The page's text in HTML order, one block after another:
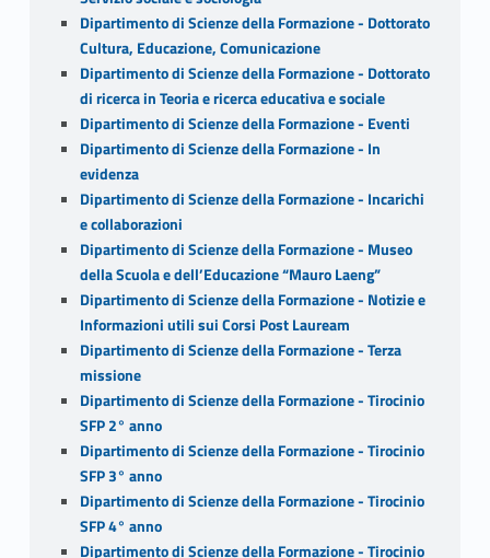
Dipartimento di Scienze della Formazione - Dottorato
Cultura, Educazione, Comunicazione
Dipartimento di Scienze della Formazione - Dottorato
di ricerca in Teoria e ricerca educativa e sociale
Dipartimento di Scienze della Formazione - Eventi
Dipartimento di Scienze della Formazione - In
evidenza
Dipartimento di Scienze della Formazione - Incarichi
e collaborazioni
Dipartimento di Scienze della Formazione - Museo
della Scuola e dell’Educazione “Mauro Laeng”
Dipartimento di Scienze della Formazione - Notizie e
Informazioni utili sui Corsi Post Lauream
Dipartimento di Scienze della Formazione - Terza
missione
Dipartimento di Scienze della Formazione - Tirocinio
SFP 2° anno
Dipartimento di Scienze della Formazione - Tirocinio
SFP 3° anno
Dipartimento di Scienze della Formazione - Tirocinio
SFP 4° anno
Dipartimento di Scienze della Formazione - Tirocinio